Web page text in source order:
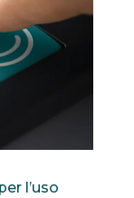
l’uso